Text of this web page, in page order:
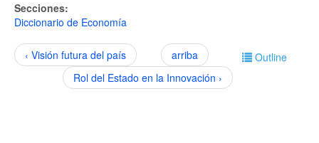
Secciones:
Diccionario de Economía
Outline
‹ Visión futura del país
arriba
Rol del Estado en la Innovación ›